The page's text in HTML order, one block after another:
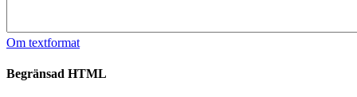
Om textformat
Begränsad HTML